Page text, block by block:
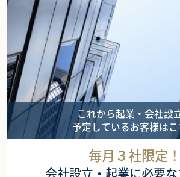
これから起業・会社設
予定しているお客様は
毎月３社限定！
会社設立・起業に必要